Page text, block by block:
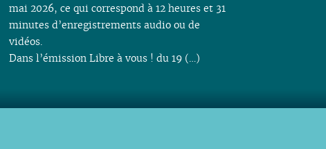
mai 2026, ce qui correspond à 12 heures et 31
minutes d’enregistrements audio ou de
vidéos.
Dans l’émission Libre à vous ! du 19 (…)